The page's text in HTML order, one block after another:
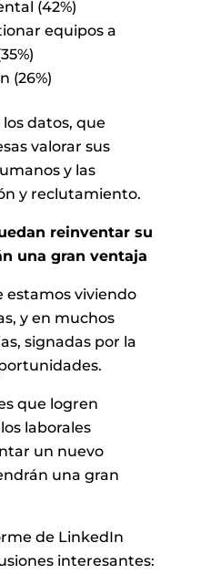
(42%)
equipos a
(26%)
datos, que
valorar sus
y las
y reclutamiento.
reinventar su
una gran ventaja
estamos viviendo
y en muchos
signadas por la
que logren
laborales
un nuevo
una gran
de LinkedIn
interesantes: